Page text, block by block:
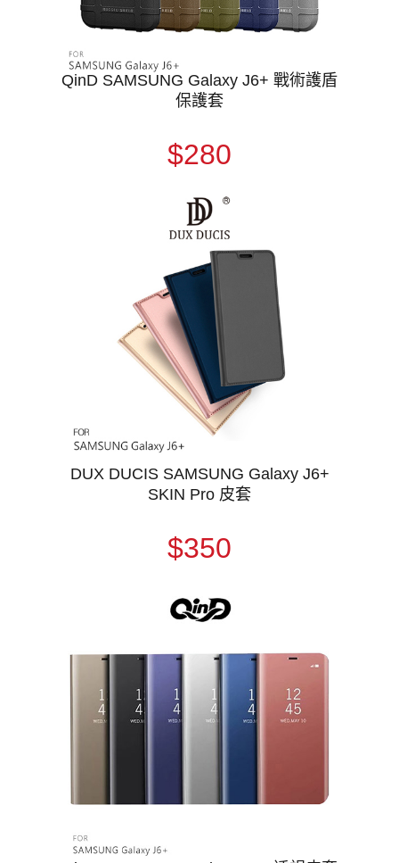
QinD SAMSUNG Galaxy J6+ 戰術護盾
保護套
$280
DUX DUCIS SAMSUNG Galaxy J6+
SKIN Pro 皮套
$350